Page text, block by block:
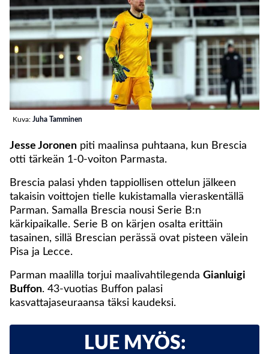
Kuva: Juha Tamminen
Jesse Joronen piti maalinsa puhtaana, kun Brescia
otti tärkeän 1-0-voiton Parmasta.
Brescia palasi yhden tappiollisen ottelun jälkeen
takaisin voittojen tielle kukistamalla vieraskentällä
Parman. Samalla Brescia nousi Serie B:n
kärkipaikalle. Serie B on kärjen osalta erittäin
tasainen, sillä Brescian perässä ovat pisteen välein
Pisa ja Lecce.
Parman maalilla torjui maalivahtilegenda Gianluigi
Buffon. 43-vuotias Buffon palasi
kasvattajaseuraansa täksi kaudeksi.
LUE MYÖS: